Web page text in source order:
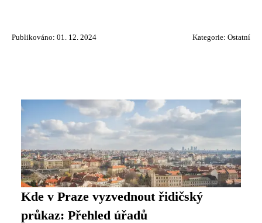
Publikováno: 01. 12. 2024 Kategorie: Ostatní
Kde v Praze vyzvednout řidičský
průkaz: Přehled úřadů